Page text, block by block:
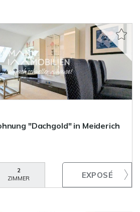
"Dachgold" in Meiderich
2
ZIMMER